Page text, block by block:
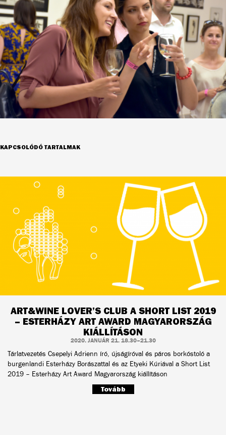
KAPCSOLÓDÓ TARTALMAK
ART&WINE LOVER’S CLUB A SHORT LIST 2019
– ESTERHÁZY ART AWARD MAGYARORSZÁG
KIÁLLÍTÁSON
2020. JANUÁR 21. 18.30–21.30
Tárlatvezetés Csepelyi Adrienn író, újságíróval és páros borkóstoló a
burgenlandi Esterházy Borászattal és az Etyeki Kúriával a Short List
2019 – Esterházy Art Award Magyarország kiállításon
Tovább